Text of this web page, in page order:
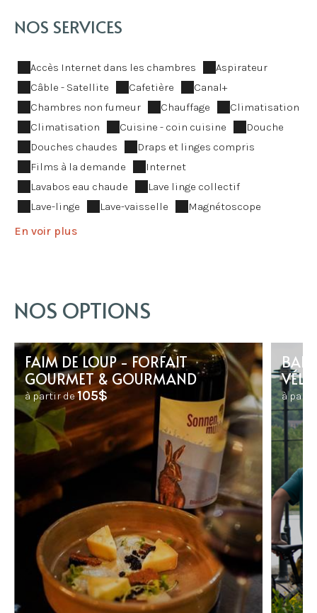
NOS SERVICES
Accès Internet dans les chambres
Aspirateur
Câble - Satellite
Cafetière
Canal+
Chambres non fumeur
Chauffage
Climatisation
Climatisation
Cuisine - coin cuisine
Douche
Douches chaudes
Draps et linges compris
Films à la demande
Internet
Lavabos eau chaude
Lave linge collectif
Lave-linge
Lave-vaisselle Magnétoscope
En voir plus
NOS OPTIONS
FAIM DE LOUP - FORFAIT
GOURMET & GOURMAND
à partir de105$ à